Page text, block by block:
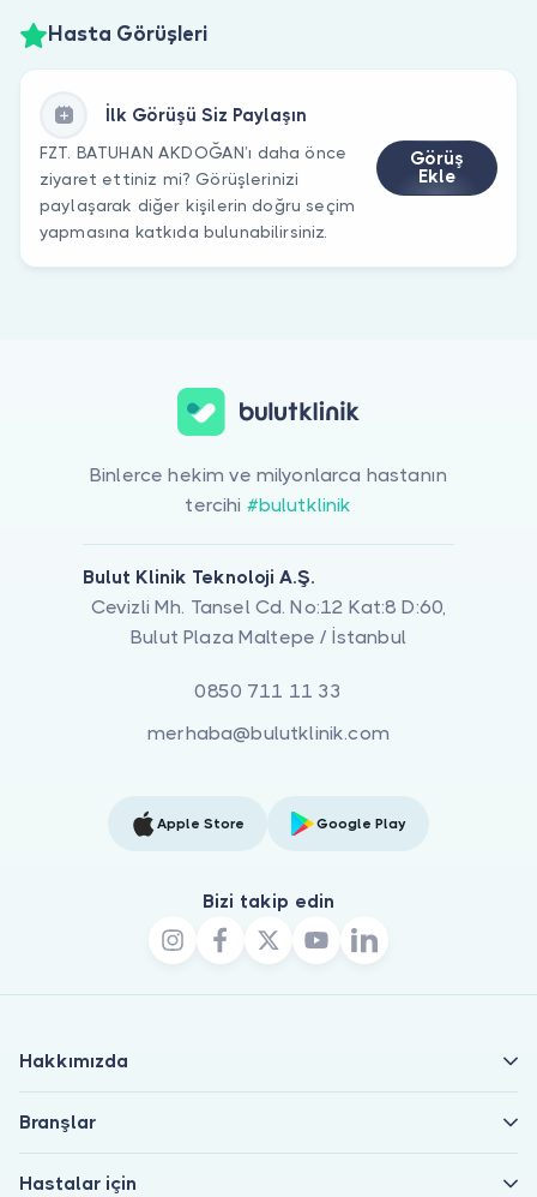
Hasta Görüşleri
İlk Görüşü Siz Paylaşın
FZT. BATUHAN AKDOĞAN’ı daha önce
ziyaret ettiniz mi? Görüşlerinizi
paylaşarak diğer kişilerin doğru seçim
yapmasına katkıda bulunabilirsiniz.
Görüş
Ekle
Binlerce hekim ve milyonlarca hastanın
tercihi #bulutklinik
Bulut Klinik Teknoloji A.Ş.
Cevizli Mh. Tansel Cd. No:12 Kat:8 D:60,
Bulut Plaza Maltepe / İstanbul
0850 711 11 33
merhaba@bulutklinik.com
Apple Store Google Play
Bizi takip edin
Hakkımızda
Branşlar
Hastalar için